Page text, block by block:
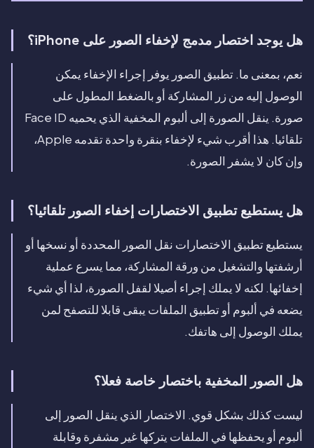
هل يوجد اختصار مدمج لإخفاء الصور على iPhone؟
نعم، بمعنى ما. تطبيق الصور يوفر إجراء الإخفاء يمكن
الوصول إليه من زر المشاركة أو بالضغط المطول على
صورة. ينقل الصورة إلى ألبوم المخفية الذي يحميه Face ID
تلقائيا. هذا أقرب شيء لإخفاء بنقرة واحدة تقدمه Apple،
وإن كان لا يشفر الصورة.
هل يستطيع تطبيق الاختصارات إخفاء الصور تلقائيا؟
يستطيع تطبيق الاختصارات نقل الصور المحددة أو نسخها أو
أرشفتها والتشغيل من ورقة المشاركة، مما يسرع عملية
إخفائها. لكنه لا يملك إجراء أصيلا لقفل الصورة، لذا أي شيء
يضعه في ألبوم أو تطبيق الملفات يبقى قابلا للتصفح لمن
يملك الوصول إلى هاتفك.
هل الصور المخفية باختصار خاصة فعلا؟
ليست كذلك بشكل قوي. الاختصار الذي ينقل الصور إلى
ألبوم أو يحفظها في الملفات يتركها غير مشفرة وقابلة